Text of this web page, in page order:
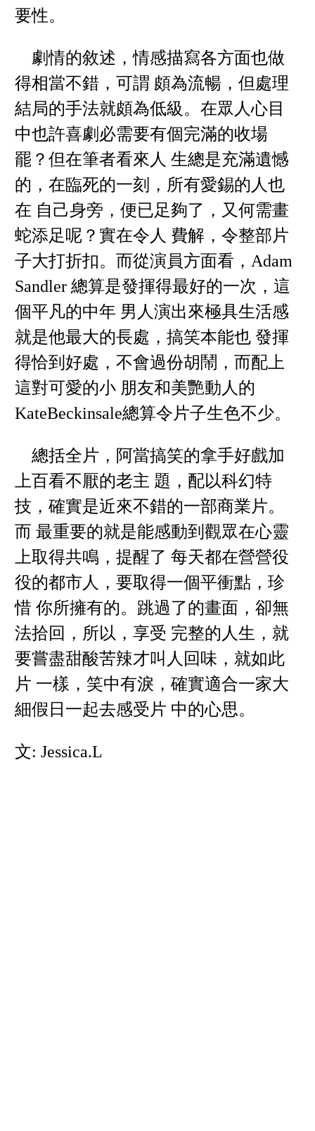
要性。
劇情的敘述，情感描寫各方面也做
得相當不錯，可謂 頗為流暢，但處理
結局的手法就頗為低級。在眾人心目
中也許喜劇必需要有個完滿的收場
罷？但在筆者看來人 生總是充滿遺憾
的，在臨死的一刻，所有愛錫的人也
在 自己身旁，便已足夠了，又何需畫
蛇添足呢？實在令人 費解，令整部片
子大打折扣。而從演員方面看，Adam
Sandler 總算是發揮得最好的一次，這
個平凡的中年 男人演出來極具生活感
就是他最大的長處，搞笑本能也 發揮
得恰到好處，不會過份胡鬧，而配上
這對可愛的小 朋友和美艷動人的
KateBeckinsale總算令片子生色不少。
總括全片，阿當搞笑的拿手好戲加
上百看不厭的老主 題，配以科幻特
技，確實是近來不錯的一部商業片。
而 最重要的就是能感動到觀眾在心靈
上取得共鳴，提醒了 每天都在營營役
役的都市人，要取得一個平衝點，珍
惜 你所擁有的。跳過了的畫面，卻無
法拾回，所以，享受 完整的人生，就
要嘗盡甜酸苦辣才叫人回味，就如此
片 一樣，笑中有淚，確實適合一家大
細假日一起去感受片 中的心思。
文: Jessica.L